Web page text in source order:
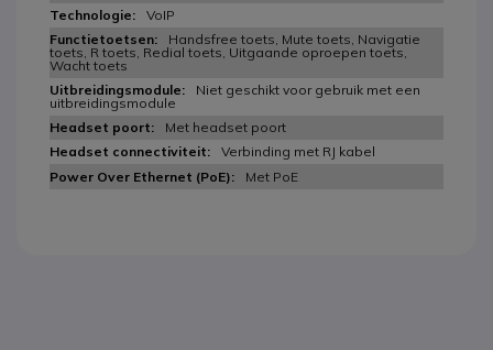
VoIP
Handsfree toets, Mute toets, Navigatie
toets, R toets, Redial toets, Uitgaande oproepen toets,
Wacht toets
Niet geschikt voor gebruik met een
uitbreidingsmodule
Met headset poort
Verbinding met RJ kabel
Met PoE